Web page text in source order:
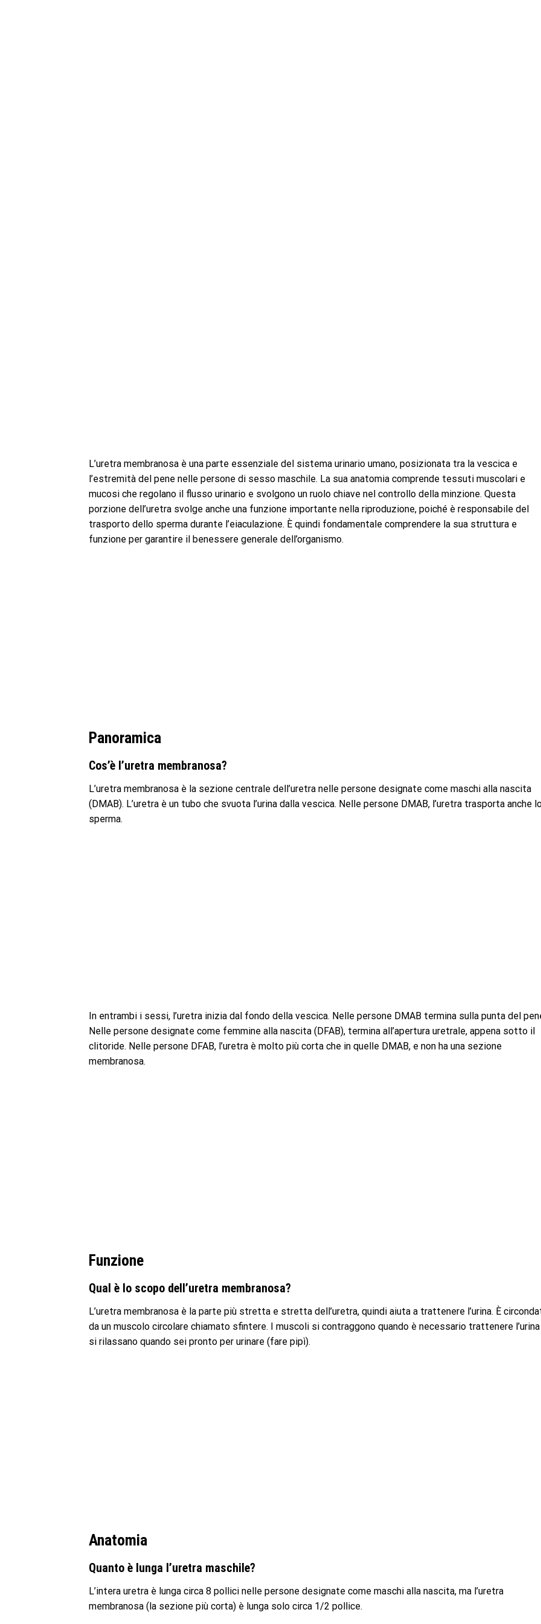
L’uretra membranosa è una parte essenziale del sistema urinario umano, posizionata tra la vescica e
l’estremità del pene nelle persone di sesso maschile. La sua anatomia comprende tessuti muscolari e
mucosi che regolano il flusso urinario e svolgono un ruolo chiave nel controllo della minzione. Questa
porzione dell’uretra svolge anche una funzione importante nella riproduzione, poiché è responsabile del
trasporto dello sperma durante l’eiaculazione. È quindi fondamentale comprendere la sua struttura e
funzione per garantire il benessere generale dell’organismo.
Panoramica
Cos’è l’uretra membranosa?
L’uretra membranosa è la sezione centrale dell’uretra nelle persone designate come maschi alla nascita
(DMAB). L’uretra è un tubo che svuota l’urina dalla vescica. Nelle persone DMAB, l’uretra trasporta anche
sperma.
In entrambi i sessi, l’uretra inizia dal fondo della vescica. Nelle persone DMAB termina sulla punta del
Nelle persone designate come femmine alla nascita (DFAB), termina all’apertura uretrale, appena sotto il
clitoride. Nelle persone DFAB, l’uretra è molto più corta che in quelle DMAB, e non ha una sezione
membranosa.
Funzione
Qual è lo scopo dell’uretra membranosa?
L’uretra membranosa è la parte più stretta e stretta dell’uretra, quindi aiuta a trattenere l’urina. È
da un muscolo circolare chiamato sfintere. I muscoli si contraggono quando è necessario trattenere
si rilassano quando sei pronto per urinare (fare pipì).
Anatomia
Quanto è lunga l’uretra maschile?
L’intera uretra è lunga circa 8 pollici nelle persone designate come maschi alla nascita, ma l’uretra
membranosa (la sezione più corta) è lunga solo circa 1/2 pollice.